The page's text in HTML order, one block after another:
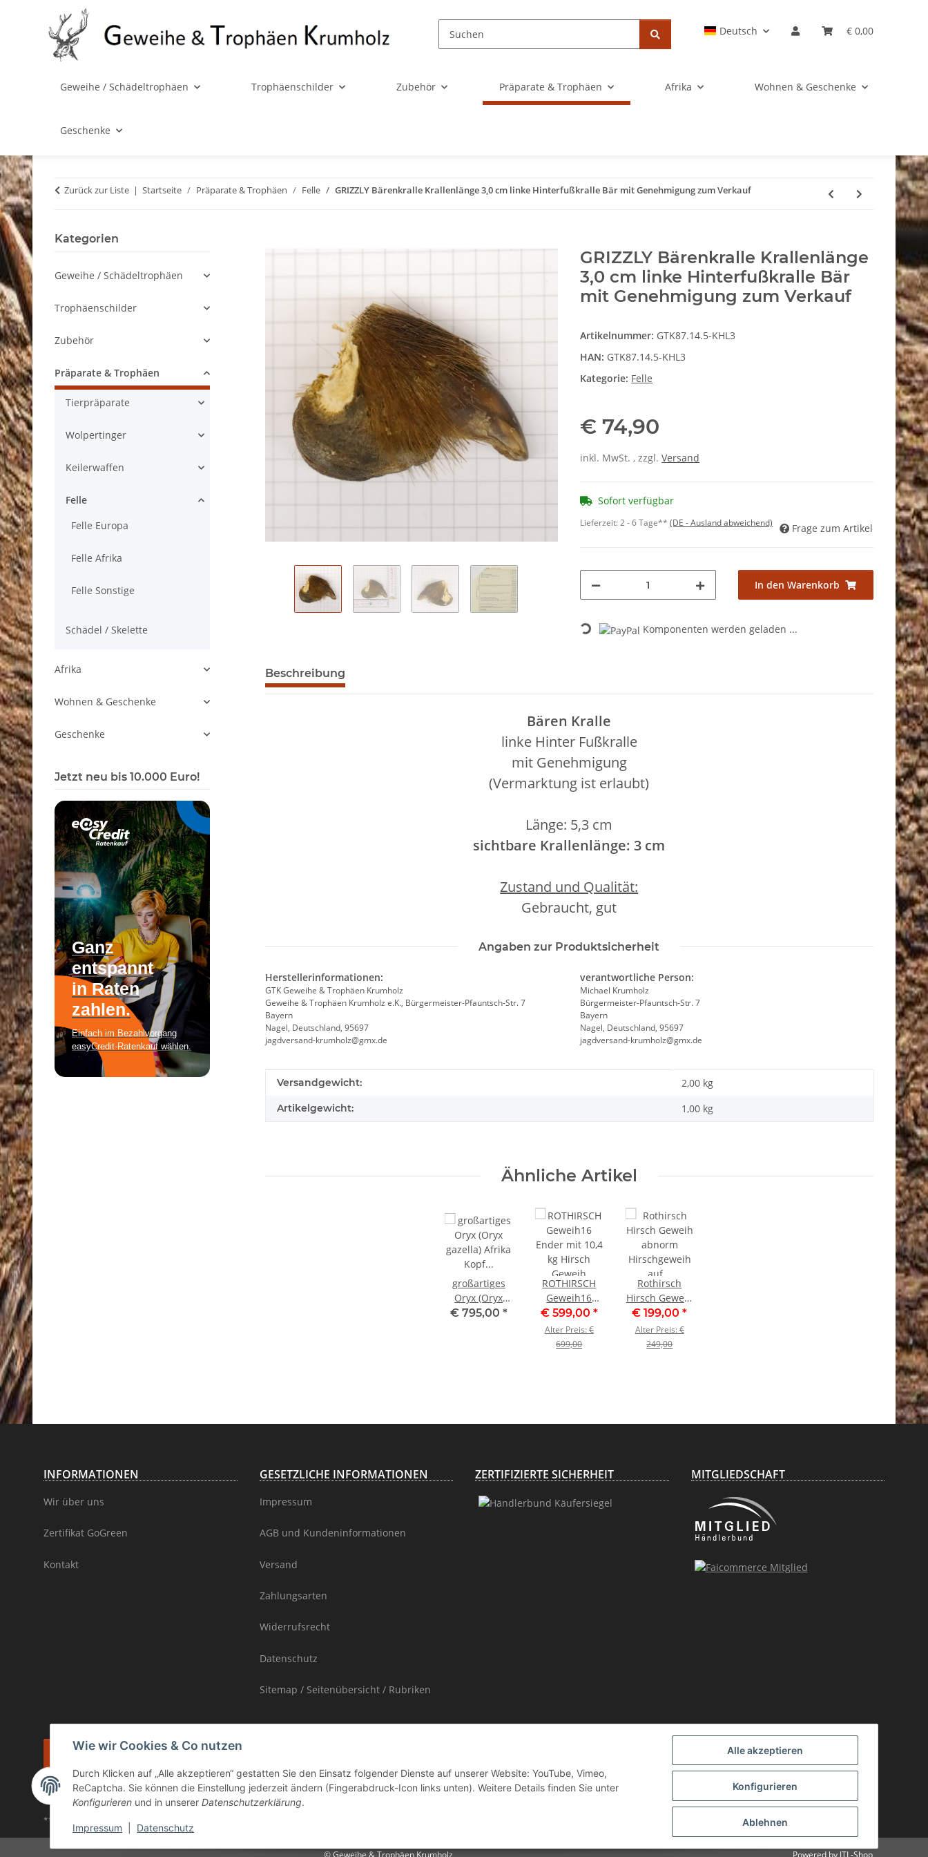
Alle akzeptieren
Konfigurieren
Ablehnen
Wie wir Cookies & Co nutzen
Durch Klicken auf „Alle akzeptieren“ gestatten Sie den Einsatz folgender Dienste auf unserer Website: YouTube, Vimeo,
ReCaptcha. Sie können die Einstellung jederzeit ändern (Fingerabdruck-Icon links unten). Weitere Details finden Sie unter
Konfigurieren und in unserer Datenschutzerklärung.
Impressum Datenschutz
Deutsch € 0,00
Geweihe / Schädeltrophäen Trophäenschilder Zubehör Präparate & Trophäen Afrika Wohnen & Geschenke
Geschenke
Zurück zur Liste Startseite Präparate & Trophäen Felle GRIZZLY Bärenkralle Krallenlänge 3,0 cm linke Hinterfußkralle Bär mit Genehmigung zum Verkauf
GRIZZLY Bärenkralle Krallenlänge
3,0 cm linke Hinterfußkralle Bär
mit Genehmigung zum Verkauf
Artikelnummer: GTK87.14.5-KHL3
HAN: GTK87.14.5-KHL3
Kategorie: Felle
€ 74,90
inkl. MwSt. , zzgl.Versand
Sofort verfügbar
Lieferzeit:2 - 6 Tage**(DE - Ausland abweichend) Frage zum Artikel
In den Warenkorb
Loading... Komponenten werden geladen ...
Beschreibung
Bären Kralle
linke Hinter Fußkralle
mit Genehmigung
(Vermarktung ist erlaubt)
Länge: 5,3 cm
sichtbare Krallenlänge: 3 cm
Zustand und Qualität:
Gebraucht, gut
Angaben zur Produktsicherheit
Herstellerinformationen:
GTK Geweihe & Trophäen Krumholz
Geweihe & Trophäen Krumholz e.K., Bürgermeister-Pfauntsch-Str. 7
Bayern
Nagel, Deutschland, 95697
jagdversand-krumholz@gmx.de
verantwortliche Person:
Michael Krumholz
Bürgermeister-Pfauntsch-Str. 7
Bayern
Nagel, Deutschland, 95697
jagdversand-krumholz@gmx.de
Produkteigenschaft
Wert
Versandgewicht: 2,00 kg
Artikelgewicht: 1,00 kg
Ähnliche Artikel
großartiges
Oryx (Oryx
gazella) Afrika
€ 795,00 *
ROTHIRSCH
Geweih16
Ender mit 10,4
kg Hirsch
Geweih STARK
€ 599,00 *
Alter Preis:€
699,00
Rothirsch
Hirsch Geweih
abnorm
Hirschgeweih
auf
€ 199,00*
Alter Preis:€
249,00
Kategorien
Geweihe / Schädeltrophäen
Trophäenschilder
Zubehör
Präparate & Trophäen
Tierpräparate
Wolpertinger
Keilerwaffen
Felle
Felle Europa
Felle Afrika
Felle Sonstige
Schädel / Skelette
Afrika
Wohnen & Geschenke
Geschenke
Jetzt neu bis 10.000 Euro!
INFORMATIONEN
Wir über uns
Zertifikat GoGreen
Kontakt
GESETZLICHE INFORMATIONEN
Impressum
AGB und Kundeninformationen
Versand
Zahlungsarten
Widerrufsrecht
Datenschutz
Sitemap / Seitenübersicht / Rubriken
ZERTIFIZIERTE SICHERHEIT MITGLIEDSCHAFT
Vertrag widerrufen
* inkl. MwSt., zzgl.Versand
Die Ware unterliegt der Differenzbesteuerung. Daher wird die im Kaufpreis enthaltene Umsatzsteuer in der Rechnung nicht gesondert ausgewiesen.
** gilt für Lieferungen innerhalb Deutschlands, Lieferzeiten für andere Länder entnehmen Sie bitte der Schaltfläche "Versand"